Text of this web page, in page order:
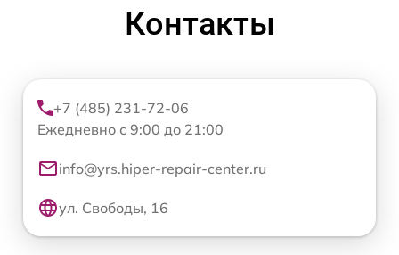
Контакты
+7 (485) 231-72-06
Ежедневно с 9:00 до 21:00
info@yrs.hiper-repair-center.ru
ул. Свободы, 16